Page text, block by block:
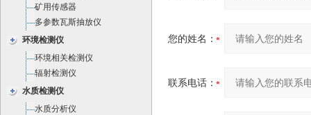
矿用传感器
多参数瓦斯抽放仪
环境检测仪
环境相关检测仪
辐射检测仪
水质检测仪
水质分析仪
您的姓名：
联系电话：